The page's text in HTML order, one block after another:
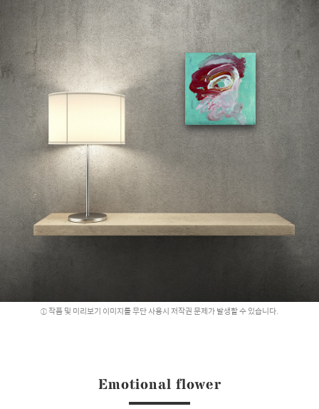
작품 및 미리보기 이미지를 무단 사용시 저작권 문제가 발생할 수 있습니다.
Emotional flower